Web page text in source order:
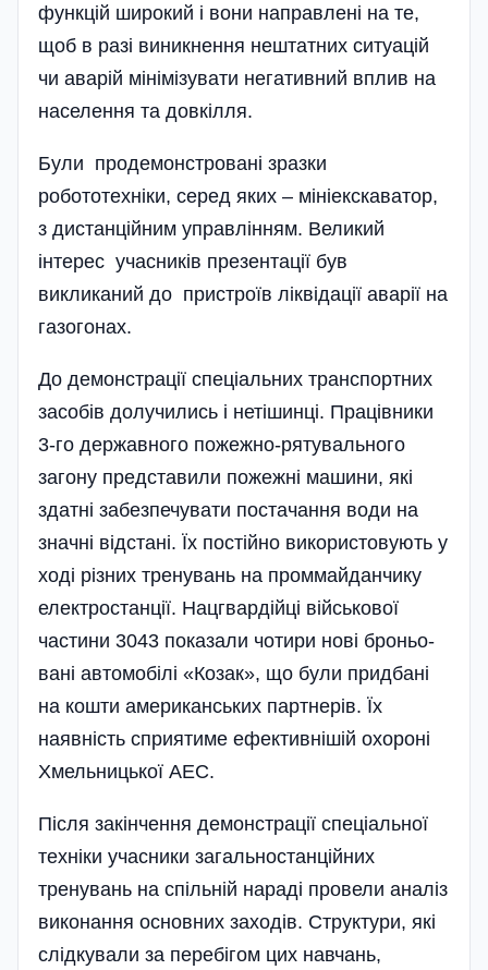
функцій широкий і вони направлені на те,
щоб в разі виникнення нештатних ситуацій
чи аварій мінімізувати негативний вплив на
населення та довкілля.
Були продемонстровані зразки
робототехніки, серед яких – мініекскаватор,
з дистанційним управлінням. Великий
інтерес учасників презентації був
викликаний до пристроїв ліквідації аварії на
газогонах.
До демонстрації спеціальних транспортних
засобів долучились і нетішинці. Працівники
3-го державного пожежно-рятувального
загону представили пожежні машини, які
здатні забезпечувати постачання води на
значні відстані. Їх постійно використовують у
ході різних тренувань на проммайданчику
електростанції. Нацгвардійці військової
частини 3043 показали чотири нові броньо­
вані автомобілі «Козак», що були придбані
на кошти американських партнерів. Їх
наявність сприятиме ефективнішій охороні
Хмельницької АЕС.
Після закінчення демонстрації спеціальної
техніки учасники загальностанційних
тренувань на спільній нараді провели аналіз
виконання основних заходів. Структури, які
слідкували за перебігом цих навчань,